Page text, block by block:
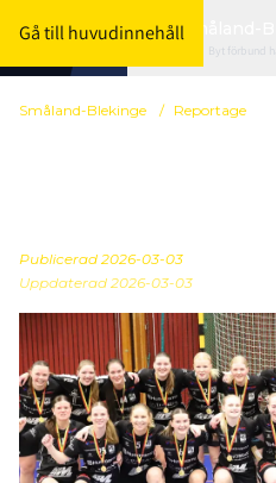
Gå till huvudinnehållSmåland-
Byt förbund här
Småland-Blekinge / Reportage
Publicerad 2026-03-03
Uppdaterad 2026-03-03